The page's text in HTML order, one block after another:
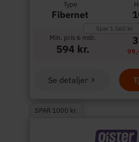
Type
Fibernet
Spar 1.560 kr.
Min. pris 6 mdr.
594 kr.
Se detaljer
SPAR 1000 kr.